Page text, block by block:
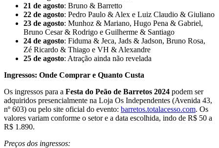
21 de agosto: Bruno & Barretto
22 de agosto: Pedro Paulo & Alex e Luiz Claudio & Giuliano
23 de agosto: Munhoz & Mariano, Hugo Pena & Gabriel,
Bruno Cesar & Rodrigo e Guilherme & Santiago
24 de agosto: Fiduma & Jeca, Jads & Jadson, Bruno Rosa,
Zé Ricardo & Thiago e VH & Alexandre
25 de agosto: Atração ainda não revelada
Ingressos: Onde Comprar e Quanto Custa
Os ingressos para a Festa do Peão de Barretos 2024 podem ser
adquiridos presencialmente na Loja Os Independentes (Avenida 43,
nº 603) ou pelo site oficial do evento: barretos.totalacesso.com. Os
valores variam conforme o setor e a data escolhida, indo de R$ 50 a
R$ 1.890.
Preços dos ingressos: